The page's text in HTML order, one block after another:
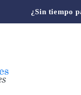
¿Sin tiempo